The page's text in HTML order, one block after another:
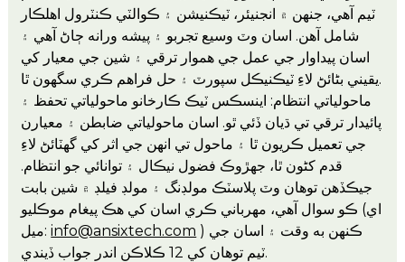
ٽيم آهي، جنهن ۾ انجنيئر، ٽيڪنيشن ۽ ڪوالٽي ڪنٽرول اهلڪار
شامل آهن. اسان وٽ وسيع تجربو ۽ پيشه ورانه ڄاڻ آهي ۽
اسان پيداوار جي عمل جي هموار ترقي ۽ شين جي معيار کي
يقيني بڻائڻ لاءِ ٽيڪنيڪل سپورٽ ۽ حل فراهم ڪري سگهون ٿا.
ماحولياتي انتظام: اينسڪس ٽيڪ ڪارخانو ماحولياتي تحفظ ۽
پائيدار ترقي تي ڌيان ڏئي ٿو. اسان ماحولياتي ضابطن ۽ معيارن
جي تعميل ڪريون ٿا ۽ ماحول تي انهن جي اثر کي گهٽائڻ لاءِ
قدم کڻون ٿا، جهڙوڪ فضول نيڪال ۽ توانائي جو انتظام.
جيڪڏهن توهان وٽ پلاسٽڪ مولڊنگ ۽ مولڊ فيلڊ ۾ شين بابت
ڪو سوال آهي، مهرباني ڪري اسان کي هڪ پيغام موڪليو (اي
ميل:info@ansixtech.com ) ڪنهن به وقت ۽ اسان جي
ٽيم توهان کي 12 ڪلاڪن اندر جواب ڏيندي.